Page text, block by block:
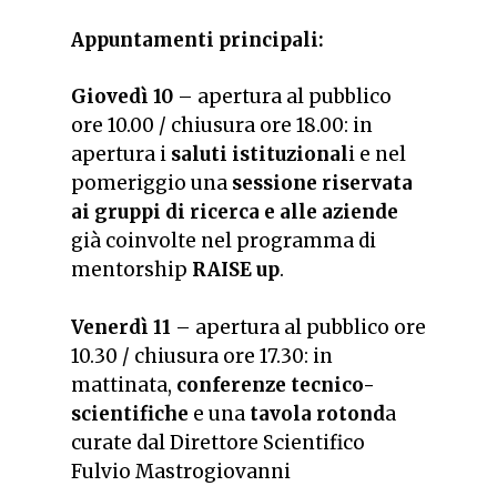
Appuntamenti principali:
Giovedì 10 – apertura al pubblico
ore 10.00 / chiusura ore 18.00: in
apertura i saluti istituzionali e nel
pomeriggio una sessione riservata
ai gruppi di ricerca e alle aziende
già coinvolte nel programma di
mentorship RAISE up.
Venerdì 11 – apertura al pubblico ore
10.30 / chiusura ore 17.30: in
mattinata, conferenze tecnico-
scientifiche e una tavola rotonda
curate dal Direttore Scientifico
Fulvio Mastrogiovanni